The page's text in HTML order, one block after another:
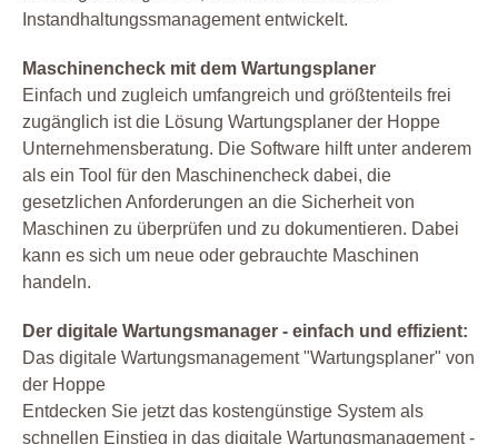
Instandhaltungssmanagement entwickelt.
Maschinencheck mit dem Wartungsplaner
Einfach und zugleich umfangreich und größtenteils frei
zugänglich ist die Lösung Wartungsplaner der Hoppe
Unternehmensberatung. Die Software hilft unter anderem
als ein Tool für den Maschinencheck dabei, die
gesetzlichen Anforderungen an die Sicherheit von
Maschinen zu überprüfen und zu dokumentieren. Dabei
kann es sich um neue oder gebrauchte Maschinen
handeln.
Der digitale Wartungsmanager - einfach und effizient:
Das digitale Wartungsmanagement "Wartungsplaner" von
der Hoppe
Entdecken Sie jetzt das kostengünstige System als
schnellen Einstieg in das digitale Wartungsmanagement -